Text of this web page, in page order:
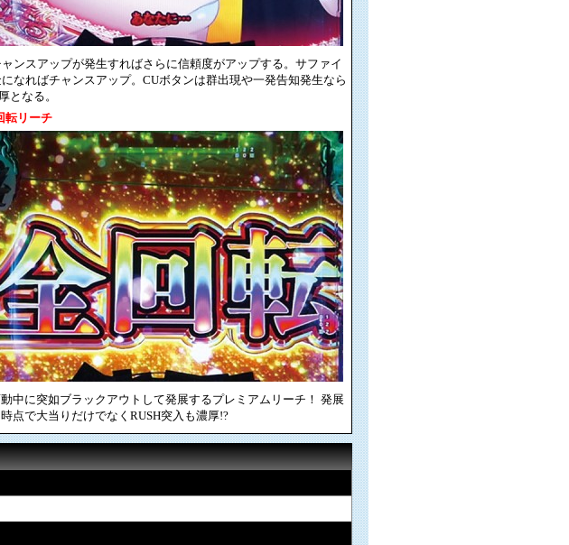
ンスアップが発生すればさらに信頼度がアップする。サファイ
なればチャンスアップ。CUボタンは群出現や一発告知発生なら
となる。
転リーチ
中に突如ブラックアウトして発展するプレミアムリーチ！ 発展
点で大当りだけでなくRUSH突入も濃厚!?